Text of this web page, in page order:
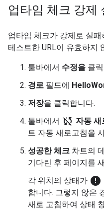
업타임 체크 강제
업타임 체크가 강제로 실
테스트한 URL이 유효하지
툴바에서 수정을 클
경로 필드에
저장을 클릭합니다.
툴바에서 sync_disabled 자동 새
트 자동 새로고침을
성공한 체크 차트의
기다린 후 페이지를
각 위치의 상태가 error
합니다. 그렇지 않은
새로 고침하여 상태